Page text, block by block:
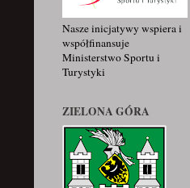
Nasze inicjatywy wspiera i
współfinansuje
Ministerstwo Sportu i
Turystyki
ZIELONA GÓRA